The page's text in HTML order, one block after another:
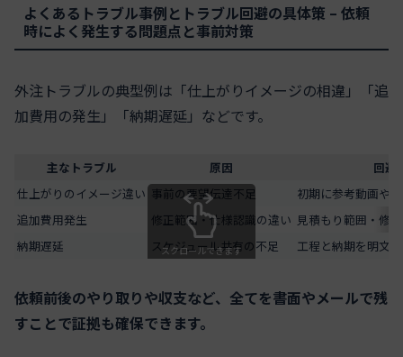
よくあるトラブル事例とトラブル回避の具体策 – 依頼
時によく発生する問題点と事前対策
外注トラブルの典型例は「仕上がりイメージの相違」「追
加費用の発生」「納期遅延」などです。
主なトラブル 原因
回避
仕上がりのイメージ違い 事前の要望伝達不足
初期に参考動画や
追加費用発生
修正範囲・仕様認識の違い 見積もり範囲・修
納期遅延
スケジュール共有の不足 工程と納期を明文
スクロールできます
依頼前後のやり取りや収支など、全てを書面やメールで残
すことで証拠も確保できます。